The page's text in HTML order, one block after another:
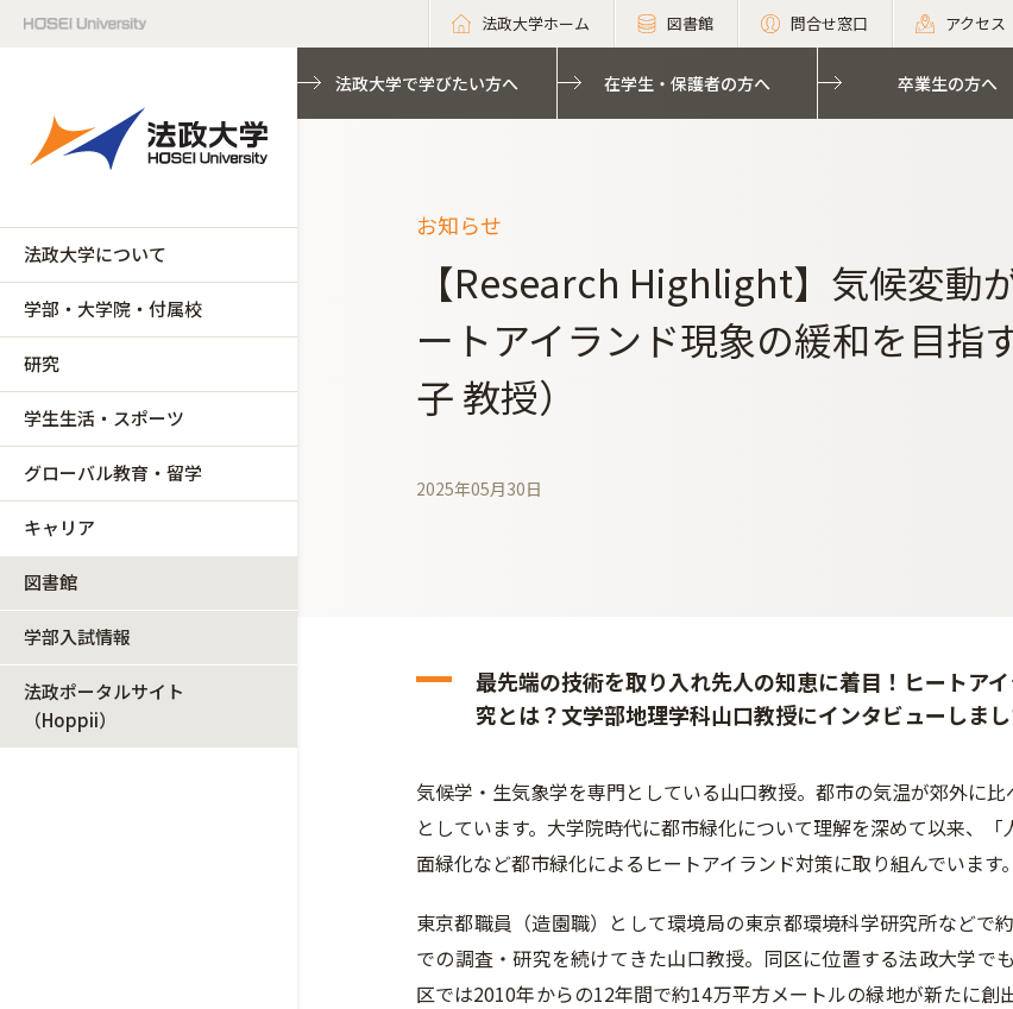
法政大学ホーム 図書館 問合せ窓口 アクセス
法政大学について
学部・大学院・付属校
研究
学生生活・スポーツ
グローバル教育・留学
キャリア
図書館
学部入試情報
法政ポータルサイト
（Hoppii）
法政大学で学びたい方へ 在学生・保護者の方へ 卒業生の方へ
お知らせ
【Research Highlight】気候変動
ートアイランド現象の緩和を目指
子 教授）
2025年05月30日
最先端の技術を取り入れ先人の知恵に着目！ヒート
究とは？文学部地理学科山口教授にインタビューしまし
気候学・生気象学を専門としている山口教授。都市の気温が郊外に
としています。大学院時代に都市緑化について理解を深めて以来、
面緑化など都市緑化によるヒートアイランド対策に取り組んでいます。
東京都職員（造園職）として環境局の東京都環境科学研究所などで
での調査・研究を続けてきた山口教授。同区に位置する法政大学で
区では2010年からの12年間で約14万平方メートルの緑地が新たに